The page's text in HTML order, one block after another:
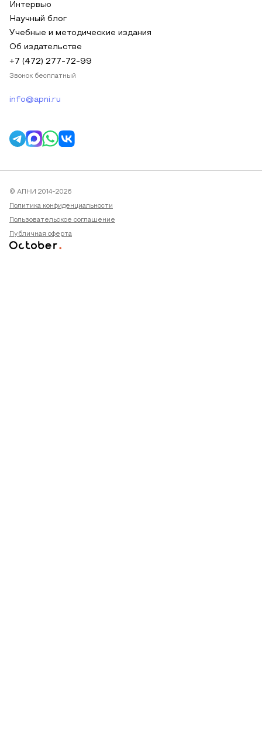
Интервью
Научный блог
Учебные и методические издания
Об издательстве
+7 (472) 277-72-99
Звонок бесплатный
info@apni.ru
© АПНИ 2014-2026
Политика конфиденциальности
Пользовательское соглашение
Публичная оферта